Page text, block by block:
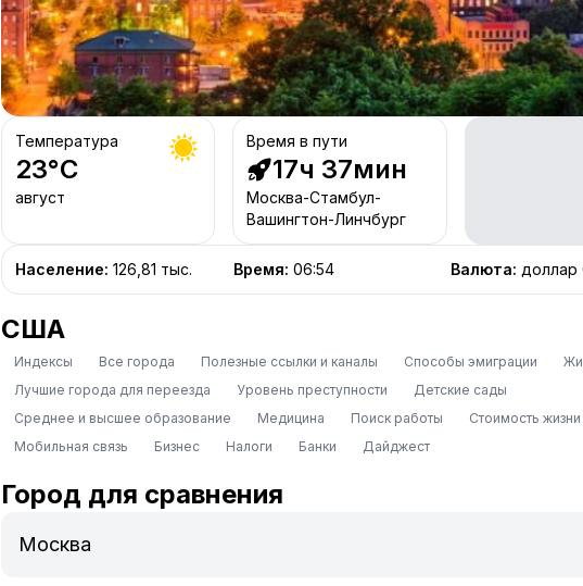
Температура
23°C
август
Время в пути
17ч 37мин
Москва-Стамбул-
Вашингтон-Линчбург
Население: 126,81 тыс. Время: 06:54 Валюта:
США
Индексы Все города Полезные ссылки и каналы Способы эмиграции
Лучшие города для переезда
Уровень преступности
Детские сады
Среднее и высшее образование
Медицина Поиск работы
Стоимость жизни
Мобильная связь
Бизнес Налоги Банки Дайджест
Город для сравнения